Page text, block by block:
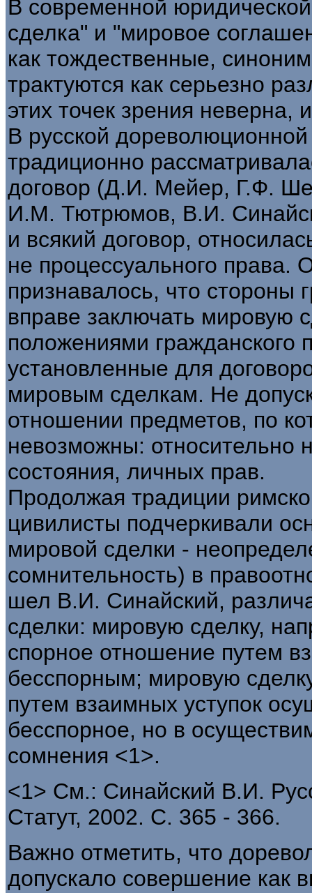
В современной
сделка" и "мировое
как тождественные,
трактуются как серьезно
этих точек зрения неверна,
В русской
традиционно
договор (Д.И. Мейер, Г.Ф.
И.М. Тютрюмов, В.И.
и всякий договор,
не процессуального права.
признавалось, что стороны
вправе заключать мировую
положениями гражданского
установленные для
мировым сделкам. Не
отношении предметов, по
невозможны: относительно
состояния, личных прав.
Продолжая традиции
цивилисты подчеркивали
мировой сделки -
сомнительность) в
шел В.И. Синайский,
сделки: мировую сделку,
спорное отношение путем
бесспорным; мировую
путем взаимных уступок
бесспорное, но в
сомнения <1>.
<1> См.: Синайский В.И.
Статут, 2002. С. 365 - 366.
Важно отметить, что
допускало совершение как